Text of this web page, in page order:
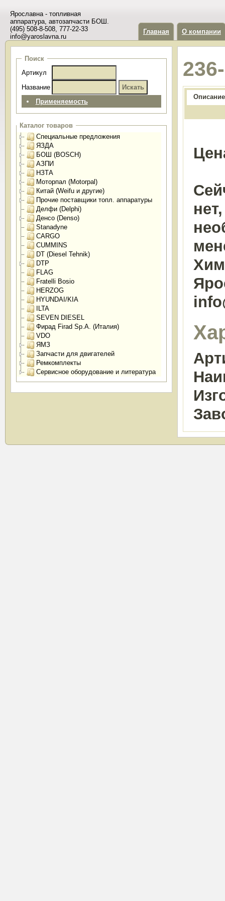
Ярославна - топливная
аппаратура, автозапчасти БОШ.
(495) 508-8-508, 777-22-33
info@yaroslavna.ru
Главная О компании
Поиск
Артикул
Название
Применяемость
Каталог товаров
Специальные предложения
ЯЗДА
БОШ (BOSCH)
АЗПИ
НЗТА
Моторпал (Motorpal)
Китай (Weifu и другие)
Прочие поставщики топл. аппаратуры
Делфи (Delphi)
Денсо (Denso)
Stanadyne
CARGO
CUMMINS
DT (Diesel Tehnik)
DTP
FLAG
Fratelli Bosio
HERZOG
HYUNDAI/KIA
ILTA
SEVEN DIESEL
Фирад Firad Sp.A. (Италия)
VDO
ЯМЗ
Запчасти для двигателей
Ремкомплекты
Сервисное оборудование и литература
Описание